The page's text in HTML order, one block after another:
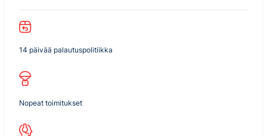
14 päivää palautuspolitiikka
Nopeat toimitukset